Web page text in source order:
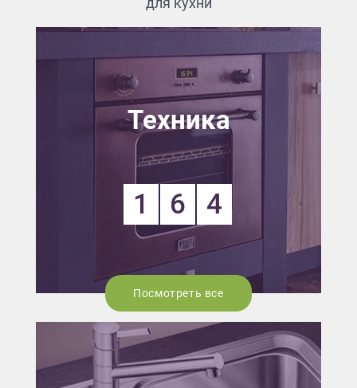
Техника
1 6 4
Посмотреть все